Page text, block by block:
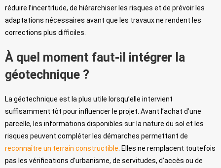
réduire l’incertitude, de hiérarchiser les risques et de prévoir les
adaptations nécessaires avant que les travaux ne rendent les
corrections plus difficiles.
À quel moment faut-il intégrer la
géotechnique ?
La géotechnique est la plus utile lorsqu’elle intervient
suffisamment tôt pour influencer le projet. Avant l’achat d’une
parcelle, les informations disponibles sur la nature du sol et les
risques peuvent compléter les démarches permettant de
reconnaître un terrain constructible . Elles ne remplacent toutefois
pas les vérifications d’urbanisme, de servitudes, d’accès ou de